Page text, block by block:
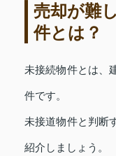
売却が難
件とは？
未接続物件とは、
件です。
未接道物件と判断
紹介しましょう。